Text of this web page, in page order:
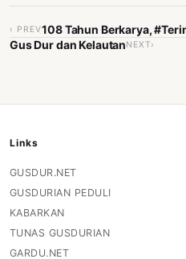
‹ PREV108 Tahun Berkarya,
Gus Dur dan KelautanNEXT›
Links
GUSDUR.NET
GUSDURIAN PEDULI
KABARKAN
TUNAS GUSDURIAN
GARDU.NET